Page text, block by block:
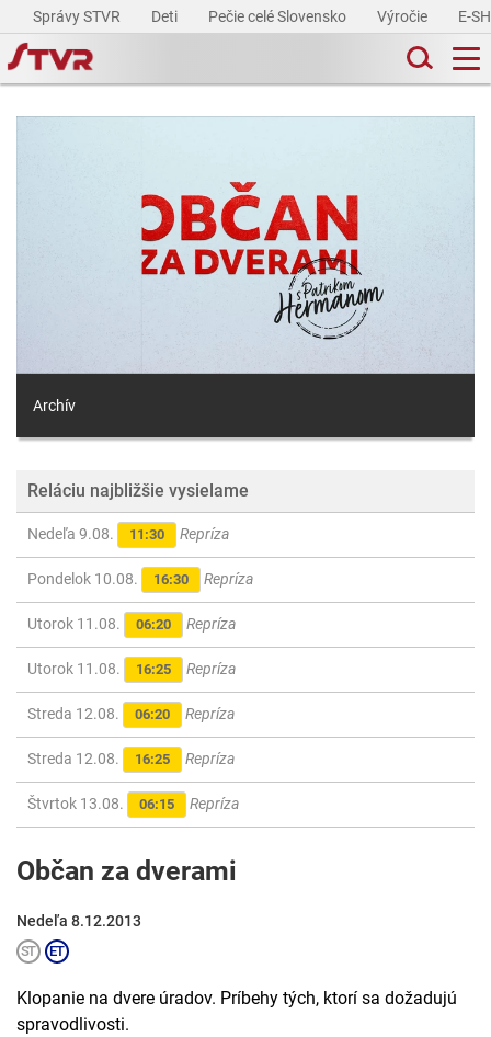
Správy STVR Deti Pečie celé Slovensko Výročie E-
Archív
Reláciu najbližšie vysielame
Nedeľa 9.08. 11:30 Repríza
Pondelok 10.08. 16:30 Repríza
Utorok 11.08. 06:20 Repríza
Utorok 11.08. 16:25 Repríza
Streda 12.08. 06:20 Repríza
Streda 12.08. 16:25 Repríza
Štvrtok 13.08. 06:15 Repríza
Občan za dverami
Nedeľa 8.12.2013
Klopanie na dvere úradov. Príbehy tých, ktorí sa dožadujú
spravodlivosti.